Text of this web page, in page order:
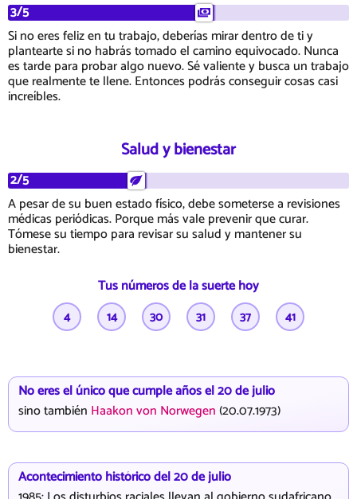
3/5
Si no eres feliz en tu trabajo, deberías mirar dentro de ti y
plantearte si no habrás tomado el camino equivocado. Nunca
es tarde para probar algo nuevo. Sé valiente y busca un trabajo
que realmente te llene. Entonces podrás conseguir cosas casi
increíbles.
Salud y bienestar
2/5
A pesar de su buen estado físico, debe someterse a revisiones
médicas periódicas. Porque más vale prevenir que curar.
Tómese su tiempo para revisar su salud y mantener su
bienestar.
Tus números de la suerte hoy
4 14 30 31 37 41
No eres el único que cumple años el 20 de julio
sino también Haakon von Norwegen(20.07.1973)
Acontecimiento histórico del 20 de julio